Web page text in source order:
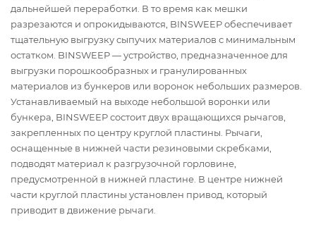
дальнейшей переработки. В то время как мешки
разрезаются и опрокидываются, BINSWEEP обеспечивает
тщательную выгрузку сыпучих материалов с минимальным
остатком. BINSWEEP — устройство, предназначенное для
выгрузки порошкообразных и гранулированных
материалов из бункеров или воронок небольших размеров.
Устанавливаемый на выходе небольшой воронки или
бункера, BINSWEEP состоит двух вращающихся рычагов,
закрепленных по центру круглой пластины. Рычаги,
оснащенные в нижней части резиновыми скребками,
подводят материал к разгрузочной горловине,
предусмотренной в нижней пластине. В центре нижней
части круглой пластины установлен привод, который
приводит в движение рычаги.